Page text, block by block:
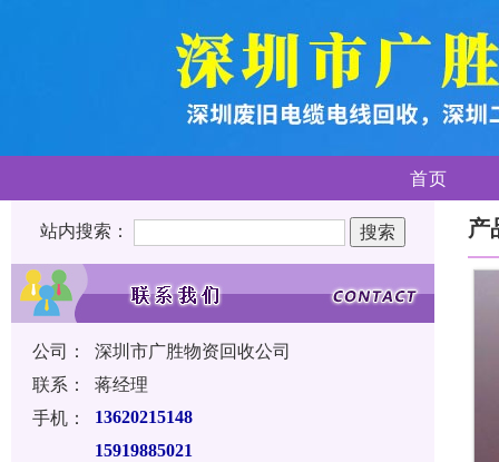
首页
站内搜索：
公司：
深圳市广胜物资回收公司
联系：
蒋经理
手机：
13620215148
15919885021
产